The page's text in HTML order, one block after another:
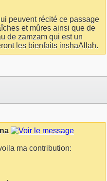
peuvent récité ce passage
et mûres ainsi que de
de zamzam qui est un
les bienfaits inshaAllah.
ma contribution: